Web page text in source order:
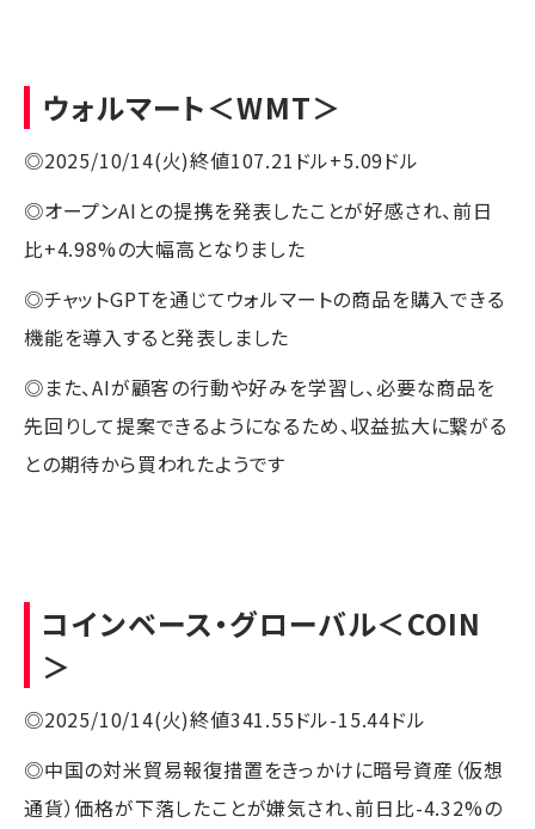
ウォルマート＜WMT＞
◎2025/10/14(火)終値107.21ドル+5.09ドル
◎オープンAIとの提携を発表したことが好感され、前日
比+4.98%の大幅高となりました
◎チャットGPTを通じてウォルマートの商品を購入できる
機能を導入すると発表しました
◎また、AIが顧客の行動や好みを学習し、必要な商品を
先回りして提案できるようになるため、収益拡大に繋がる
との期待から買われたようです
コインベース・グローバル＜COIN
＞
◎2025/10/14(火)終値341.55ドル-15.44ドル
◎中国の対米貿易報復措置をきっかけに暗号資産（仮想
通貨）価格が下落したことが嫌気され、前日比-4.32%の